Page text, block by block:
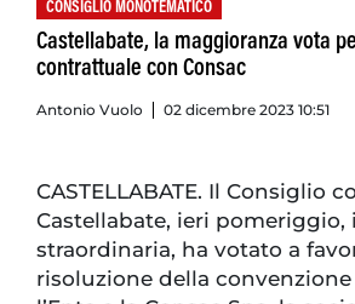
CONSIGLIO MONOTEMATICO
Castellabate, la maggioranza vota
contrattuale con Consac
Antonio Vuolo 02 dicembre 2023 10:51
CASTELLABATE. Il Consiglio
Castellabate, ieri pomeriggio,
straordinaria, ha votato a
risoluzione della